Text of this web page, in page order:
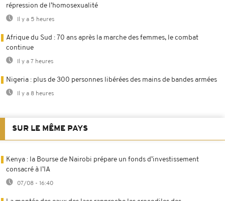
répression de l’homosexualité
Il y a 5 heures
Afrique du Sud : 70 ans après la marche des femmes, le combat
continue
Il y a 7 heures
Nigeria : plus de 300 personnes libérées des mains de bandes armées
Il y a 8 heures
SUR LE MÊME PAYS
Kenya : la Bourse de Nairobi prépare un fonds d’investissement
consacré à l’IA
07/08 - 16:40